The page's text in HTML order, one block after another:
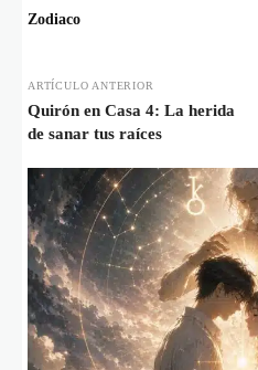
Zodiaco
ARTÍCULO ANTERIOR
Quirón en Casa 4: La herida
de sanar tus raíces